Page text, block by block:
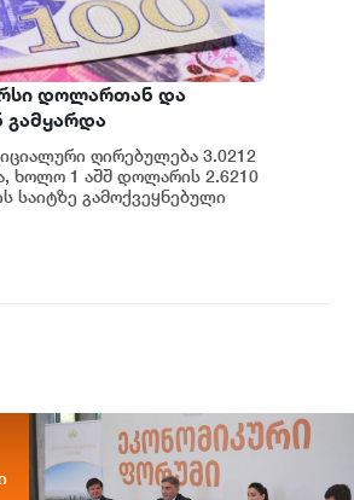
დოლართან და
გამყარდა
ღირებულება 3.0212
ხოლო 1 აშშ დოლარის 2.6210
საიტზე გამოქვეყნებული